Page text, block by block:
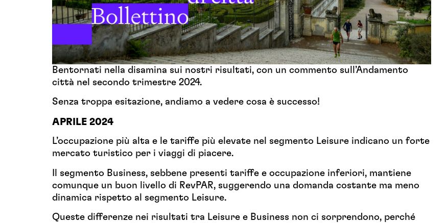
Bentornati nella disamina sui nostri risultati, con un commento sull’Andamento
città nel secondo trimestre 2024.
Senza troppa esitazione, andiamo a vedere cosa è successo!
APRILE 2024
L’occupazione più alta e le tariffe più elevate nel segmento Leisure indicano un forte
mercato turistico per i viaggi di piacere.
Il segmento Business, sebbene presenti tariffe e occupazione inferiori, mantiene
comunque un buon livello di RevPAR, suggerendo una domanda costante ma meno
dinamica rispetto al segmento Leisure.
Queste differenze nei risultati tra Leisure e Business non ci sorprendono, perché